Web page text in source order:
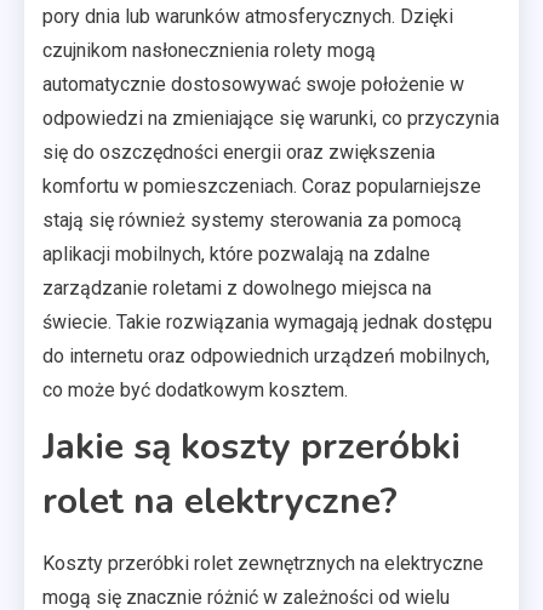
pory dnia lub warunków atmosferycznych. Dzięki
czujnikom nasłonecznienia rolety mogą
automatycznie dostosowywać swoje położenie w
odpowiedzi na zmieniające się warunki, co przyczynia
się do oszczędności energii oraz zwiększenia
komfortu w pomieszczeniach. Coraz popularniejsze
stają się również systemy sterowania za pomocą
aplikacji mobilnych, które pozwalają na zdalne
zarządzanie roletami z dowolnego miejsca na
świecie. Takie rozwiązania wymagają jednak dostępu
do internetu oraz odpowiednich urządzeń mobilnych,
co może być dodatkowym kosztem.
Jakie są koszty przeróbki
rolet na elektryczne?
Koszty przeróbki rolet zewnętrznych na elektryczne
mogą się znacznie różnić w zależności od wielu